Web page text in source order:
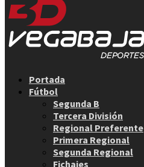
Portada
Fútbol
Segunda B
Tercera División
Regional Preferente
Primera Regional
Segunda Regional
Fichajes